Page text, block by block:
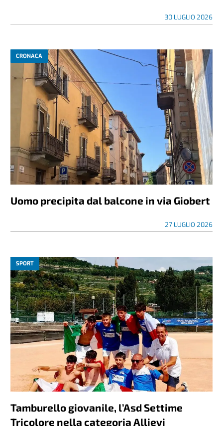
30 LUGLIO 2026
CRONACA
Uomo precipita dal balcone in via Giobert
27 LUGLIO 2026
SPORT
Tamburello giovanile, l’Asd Settime
Tricolore nella categoria Allievi